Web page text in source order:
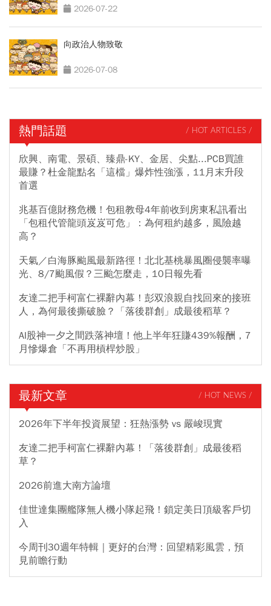
2026-07-22
向政治人物致敬
2026-07-08
熱門話題 / HOT ARTICLES /
欣興、南電、景碩、臻鼎-KY、金居、尖點...PCB買誰
最賺？杜金龍點名「這檔」爆炸性強漲，11月末升段
首選
兆基百億財務危機！包租教母4年前收到房東私訊看出
「包租代管龍頭岌岌可危」：為何租約越多，風險越
高？
天氣／白海豚颱風最新路徑！北北基桃暴風圈侵襲率曝
光、8/7颱風假？三颱怎麼走，10日報先看
友達二把手柯富仁裸辭內幕！彭双浪親自找回來的接班
人，為何最後撕破臉？「落後群創」成最後稻草？
AI股神一夕之間跌落神壇！他上半年狂賺439%報酬，7
月慘爆倉「不再用槓桿炒股」
最新文章 / HOT NEWS /
2026年下半年投資展望：狂熱漲勢 vs 嚴峻現實
友達二把手柯富仁裸辭內幕！「落後群創」成最後稻
草？
2026前進大南方論壇
佳世達集團艦隊無人機小隊起飛！鎖定美日頂級客戶切
入
今周刊30週年特輯｜更好的台灣：回望精彩風雲，預
見前瞻行動